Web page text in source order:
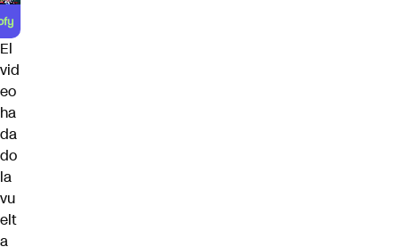
El
vid
eo
ha
da
do
la
vu
elt
a